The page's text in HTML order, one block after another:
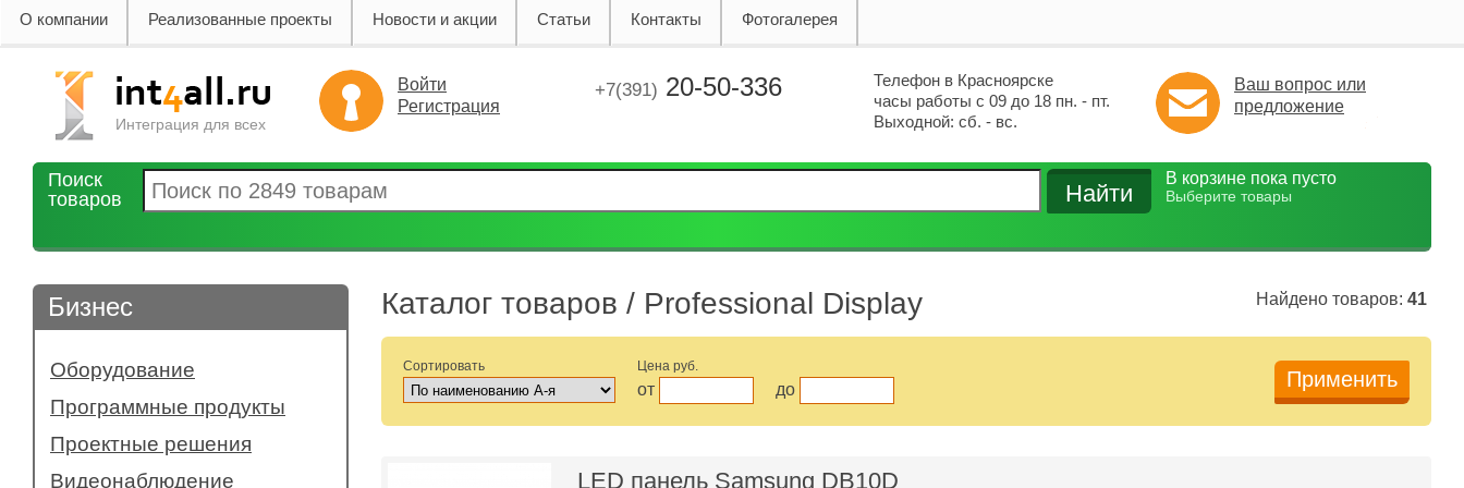
О компании Реализованные проекты Новости и акции Статьи Контакты Фотогалерея
Интеграция для всех
Войти
Регистрация
+7(391) 20-50-336
Телефон в Красноярске
часы работы с 09 до 18 пн. - пт.
Выходной: сб. - вс.
Ваш вопрос или
предложение
Поиск
товаров
В корзине пока пусто
Выберите товары
Бизнес
Оборудование
- Бесперебойное энергоснабжение
- Интерактивные доски и приставки
- Компьютерная техника
Программные продукты
Проектные решения
Видеонаблюдение
Каталог товаров / Professional Display
Сортировать Цена руб.
от до
LED панель Samsung DB10D
Найдено товаров: 41